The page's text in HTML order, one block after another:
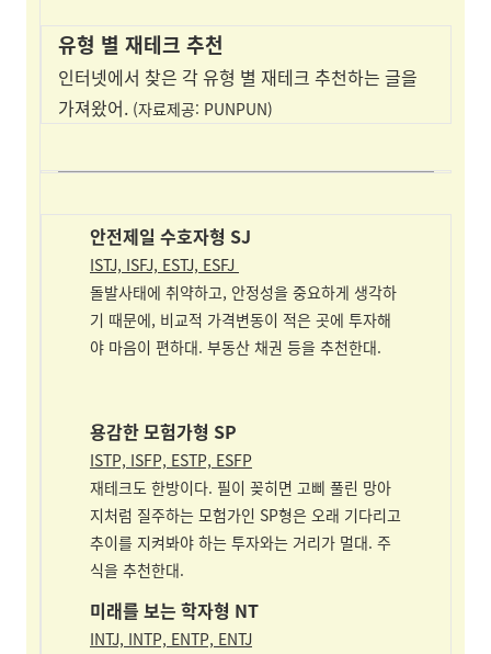
유형 별 재테크 추천
인터넷에서 찾은 각 유형 별 재테크 추천하는 글을
가져왔어. (자료제공: PUNPUN)
안전제일 수호자형 SJ
ISTJ, ISFJ, ESTJ, ESFJ
돌발사태에 취약하고, 안정성을 중요하게 생각하
기 때문에, 비교적 가격변동이 적은 곳에 투자해
야 마음이 편하대. 부동산 채권 등을 추천한대.
용감한 모험가형 SP
ISTP, ISFP, ESTP, ESFP
재테크도 한방이다. 필이 꽂히면 고삐 풀린 망아
지처럼 질주하는 모험가인 SP형은 오래 기다리고
추이를 지켜봐야 하는 투자와는 거리가 멀대. 주
식을 추천한대.
미래를 보는 학자형 NT
INTJ, INTP, ENTP, ENTJ